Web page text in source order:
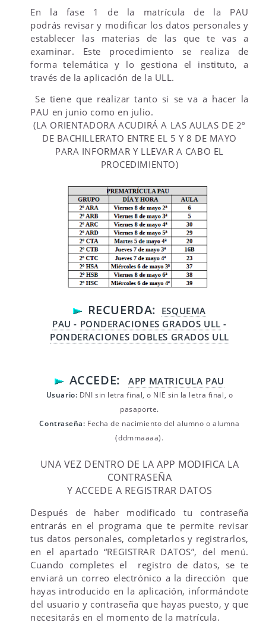
En la fase 1 de la matrícula de la PAU
podrás revisar y modificar los datos personales y
establecer las materias de las que te vas a
examinar. Este procedimiento se realiza de
forma telemática y lo gestiona el instituto, a
través de la aplicación de la ULL.
Se tiene que realizar tanto si se va a hacer la
PAU en junio como en julio.
(LA ORIENTADORA ACUDIRÁ A LAS AULAS DE 2º
DE BACHILLERATO ENTRE EL 5 Y 8 DE MAYO
PARA INFORMAR Y LLEVAR A CABO EL
PROCEDIMIENTO)
RECUERDA: ESQUEMA
PAU - PONDERACIONES GRADOS ULL -
PONDERACIONES DOBLES GRADOS ULL
ACCEDE: APP MATRICULA PAU
Usuario: DNI sin letra final, o NIE sin la letra final, o
pasaporte.
Contraseña: Fecha de nacimiento del alumno o alumna
(ddmmaaaa).
UNA VEZ DENTRO DE LA APP MODIFICA LA
CONTRASEÑA
Y ACCEDE A REGISTRAR DATOS
Después de haber modificado tu contraseña
entrarás en el programa que te permite revisar
tus datos personales, completarlos y registrarlos,
en el apartado “REGISTRAR DATOS”, del menú.
Cuando completes el registro de datos, se te
enviará un correo electrónico a la dirección que
hayas introducido en la aplicación, informándote
del usuario y contraseña que hayas puesto, y que
necesitarás en el momento de la matrícula.